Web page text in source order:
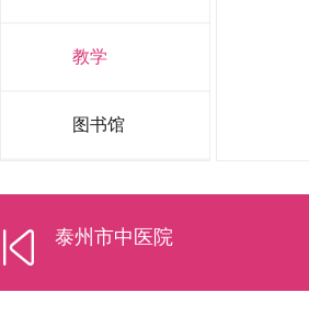
教学
图书馆
泰州市中医院